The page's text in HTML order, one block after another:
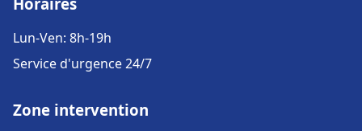
Lun-Ven: 8h-19h
Service d'urgence 24/7
Zone intervention